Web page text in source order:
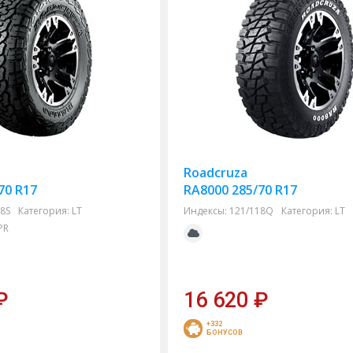
R17
Категория: LT
Roadcruza
RA8000 285/70 R17
Индексы: 121/118Q Категория: LT
16 620₽
+332
БОНУСОВ